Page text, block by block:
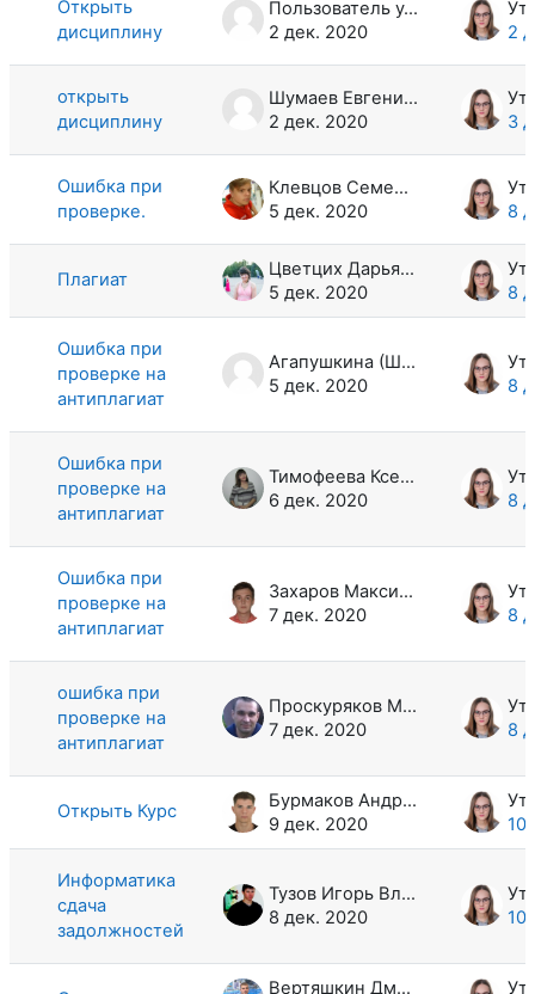
Открыть
дисциплину
Пользователь удален
2 дек. 2020
2
открыть
дисциплину
Шумаев Евгений Викторович
2 дек. 2020
3
Ошибка при
проверке.
Клевцов Семен Андреевич
5 дек. 2020
8
Плагиат
Цветцих Дарья Сергеевна
5 дек. 2020
8
Ошибка при
проверке на
антиплагиат
Агапушкина (Шишканова) Елизавета Андреевна
5 дек. 2020
8
Ошибка при
проверке на
антиплагиат
Тимофеева Ксения Сергеевна
6 дек. 2020
8
Ошибка при
проверке на
антиплагиат
Захаров Максим Сергеевич
7 дек. 2020
8
ошибка при
проверке на
антиплагиат
Проскуряков Михаил Николаевич
7 дек. 2020
8
Открыть Курс
Бурмаков Андрей Александрович
9 дек. 2020
10
Информатика
сдача
задолжностей
Тузов Игорь Владимирович
8 дек. 2020
10
Вертяшкин Дмитрий Эдуардович